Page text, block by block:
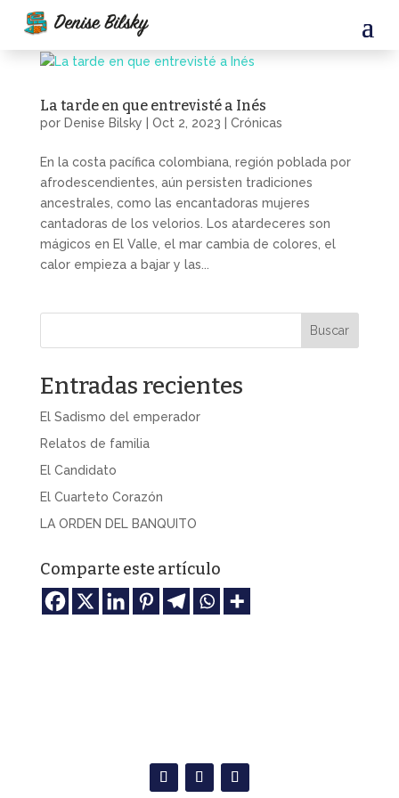
La tarde en que entrevisté a Inés
por Denise Bilsky Oct 2, 2023 Crónicas
En la costa pacífica colombiana, región poblada por
afrodescendientes, aún persisten tradiciones
ancestrales, como las encantadoras mujeres
cantadoras de los velorios. Los atardeceres son
mágicos en El Valle, el mar cambia de colores, el
calor empieza a bajar y las...
Buscar
Entradas recientes
El Sadismo del emperador
Relatos de familia
El Candidato
El Cuarteto Corazón
LA ORDEN DEL BANQUITO
Comparte este artículo